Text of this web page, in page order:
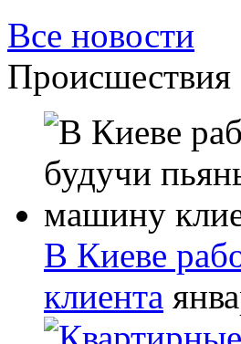
Все новости
Происшествия
В Киеве
клиента